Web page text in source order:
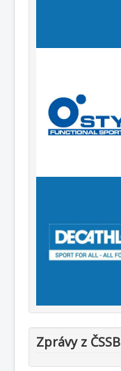
Zprávy z ČSSB